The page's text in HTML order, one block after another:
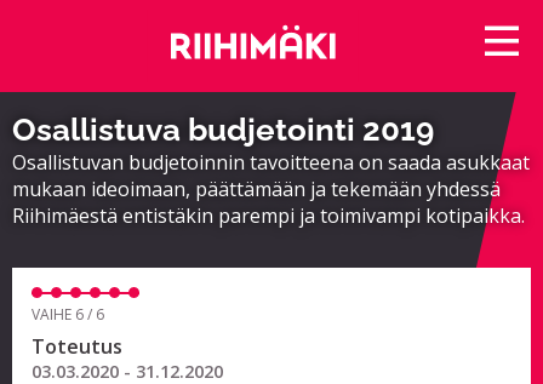
Osallistuva budjetointi 2019
Osallistuvan budjetoinnin tavoitteena on saada asukkaat
mukaan ideoimaan, päättämään ja tekemään yhdessä
Riihimäestä entistäkin parempi ja toimivampi kotipaikka.
VAIHE 6 / 6
Toteutus
03.03.2020 - 31.12.2020